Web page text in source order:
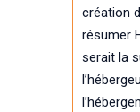
création
résumer
serait la